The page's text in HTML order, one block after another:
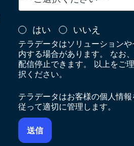
はい いいえ
テラデータはソリューション
内する場合があります。 なお
配信停止できます。 以上をご
択ください。
テラデータはお客様の個人情報
従って適切に管理します。